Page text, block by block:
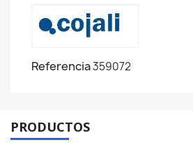
Referencia359072
PRODUCTOS